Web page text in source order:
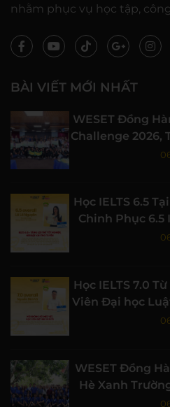
nhằm phục vụ học tập,
BÀI VIẾT MỚI NHẤT
WESET Đồng
Challenge 2026,
Học IELTS 6.5
Chinh Phục 6.5
Học
Học IELTS 7.0
Viên Đại học
WESET Đồng
Hè Xanh